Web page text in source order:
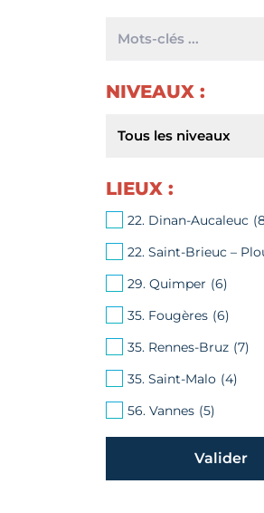
clés
NIVEAUX :
LIEUX :
22. Dinan-Aucaleuc
22. Saint-Brieuc –
29. Quimper (6)
35. Fougères (6)
35. Rennes-Bruz (7)
35. Saint-Malo (4)
56. Vannes (5)